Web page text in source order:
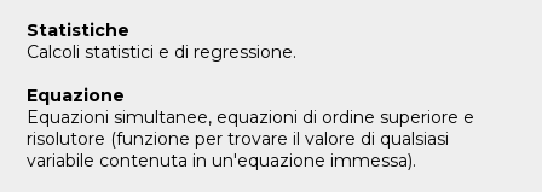
Statistiche
Calcoli statistici e di regressione.
Equazione
Equazioni simultanee, equazioni di ordine superiore e
risolutore (funzione per trovare il valore di qualsiasi
variabile contenuta in un'equazione immessa).